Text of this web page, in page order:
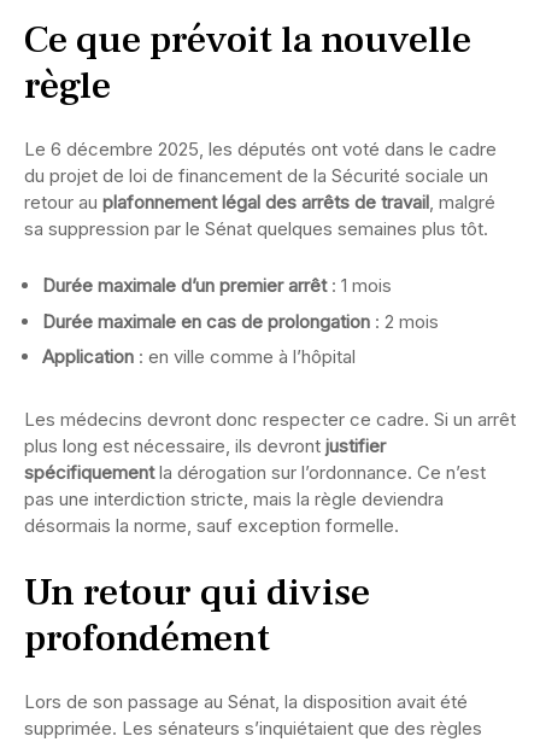
Ce que prévoit la nouvelle
règle
Le 6 décembre 2025, les députés ont voté dans le cadre
du projet de loi de financement de la Sécurité sociale un
retour au plafonnement légal des arrêts de travail, malgré
sa suppression par le Sénat quelques semaines plus tôt.
Durée maximale d’un premier arrêt: 1 mois
Durée maximale en cas de prolongation : 2 mois
Application : en ville comme à l’hôpital
Les médecins devront donc respecter ce cadre. Si un arrêt
plus long est nécessaire, ils devront justifier
spécifiquementla dérogation sur l’ordonnance. Ce n’est
pas une interdiction stricte, mais la règle deviendra
désormais la norme, sauf exception formelle.
Un retour qui divise
profondément
Lors de son passage au Sénat, la disposition avait été
supprimée. Les sénateurs s’inquiétaient que des règles